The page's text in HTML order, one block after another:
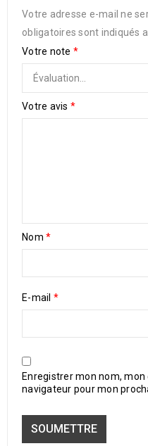
Votre adresse e-mail ne
obligatoires sont indiqués
Votre note *
Votre avis *
Nom *
E-mail *
Enregistrer mon nom,
navigateur pour mon